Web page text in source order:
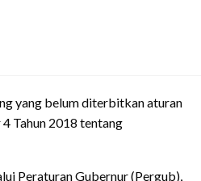
yang belum diterbitkan aturan
Tahun 2018 tentang
Peraturan Gubernur (Pergub),